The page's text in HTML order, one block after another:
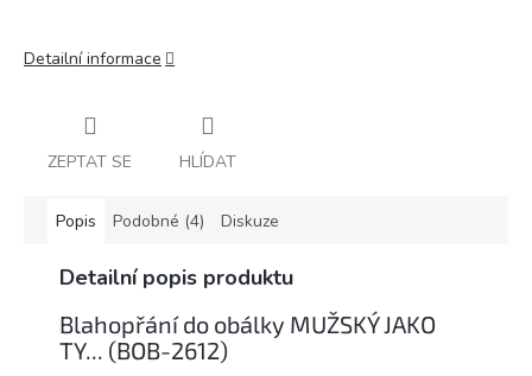
Detailní informace
ZEPTAT SE HLÍDAT
Popis Podobné (4) Diskuze
Detailní popis produktu
Blahopřání do obálky MUŽSKÝ JAKO
TY... (BOB-2612)